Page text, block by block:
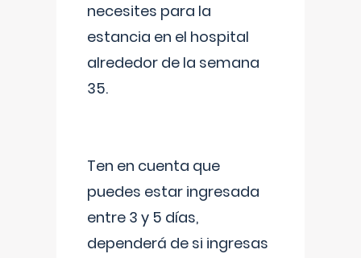
necesites para la
estancia en el hospital
alrededor de la semana
35.
Ten en cuenta que
puedes estar ingresada
entre 3 y 5 días,
dependerá de si ingresas